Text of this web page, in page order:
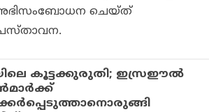
ചെയ്ത്
കൂട്ടക്കുരുതി; ഇസ്രഈൽ